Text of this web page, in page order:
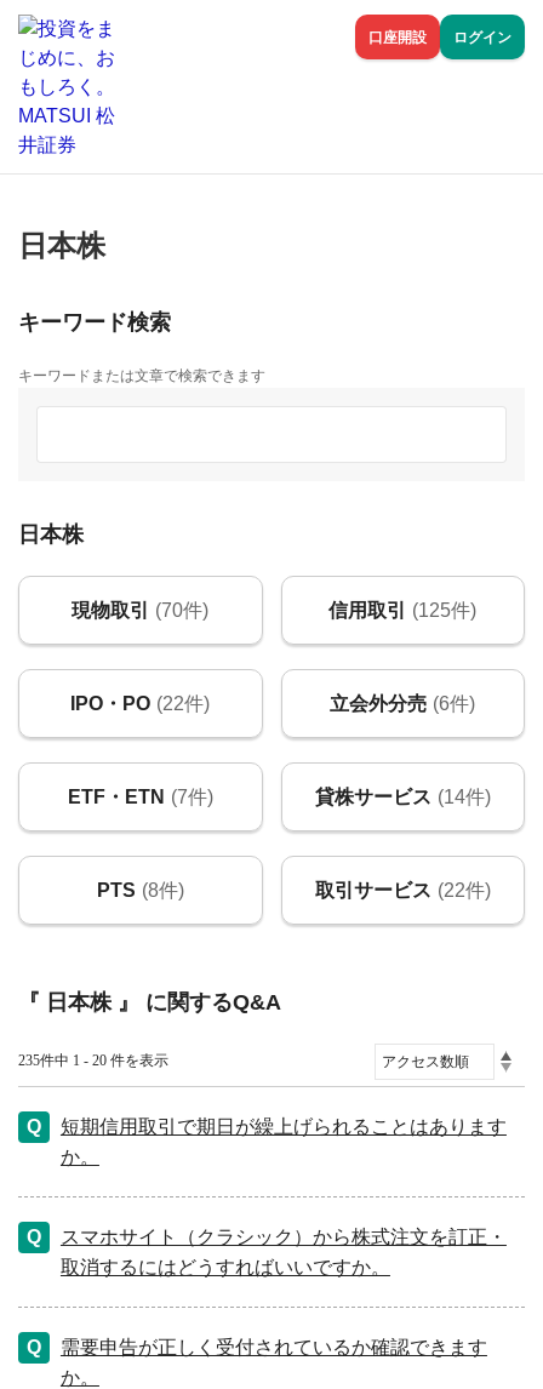
口座開設 ログイン
日本株
キーワード検索
キーワードまたは文章で検索できます
日本株
現物取引 (70件) 信用取引 (125件)
IPO・PO (22件) 立会外分売 (6件)
ETF・ETN (7件) 貸株サービス (14件)
PTS (8件) 取引サービス (22件)
『 日本株 』 に関するQ&A
235件中 1 - 20 件を表示
短期信用取引で期日が繰上げられることはあります
か。
スマホサイト（クラシック）から株式注文を訂正・
取消するにはどうすればいいですか。
需要申告が正しく受付されているか確認できます
か。